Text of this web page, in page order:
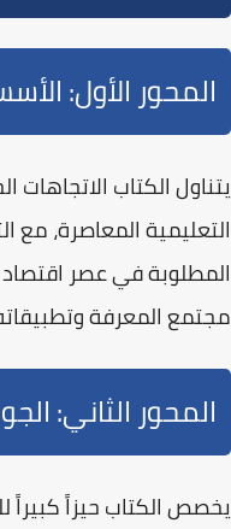
المحور الأول:
يتناول الكتاب الاتجاهات
التعليمية المعاصرة، مع
المطلوبة في عصر
مجتمع المعرفة
المحور الثاني:
يخصص الكتاب حيزاً كبيراً